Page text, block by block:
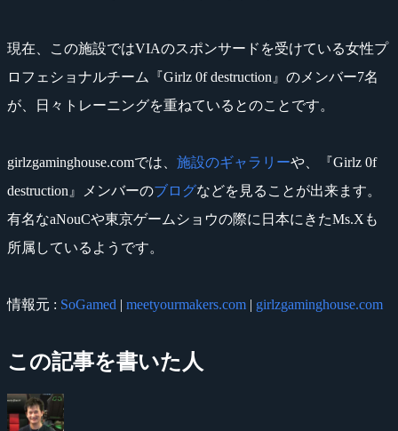
現在、この施設ではVIAのスポンサードを受けている女性プ
ロフェショナルチーム『Girlz 0f destruction』のメンバー7名
が、日々トレーニングを重ねているとのことです。
girlzgaminghouse.comでは、 施設のギャラリーや、『Girlz 0f
destruction』メンバーのブログなどを見ることが出来ます。
有名なaNouCや東京ゲームショウの際に日本にきたMs.Xも
所属しているようです。
情報元 : SoGamed | meetyourmakers.com | girlzgaminghouse.com
この記事を書いた人